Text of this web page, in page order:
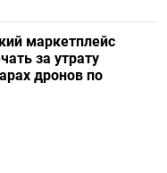
маркетплейс
за утрату
дронов по